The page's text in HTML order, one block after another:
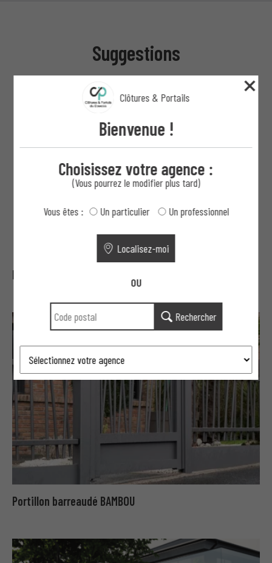
Suggestions
Portillon barreaudé BAZH
Portillon barreaudé BAMBOU
Clôtures & Portails
Bienvenue !
Choisissez votre agence :
(Vous pourrez le modifier plus tard)
Vous êtes : Un particulier Un professionnel
Localisez-moi
OU
Rechercher